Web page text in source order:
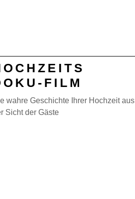
FILM
wahre Geschichte Ihrer Hochzeit aus
Sicht der Gäste